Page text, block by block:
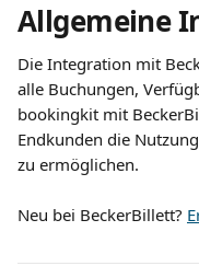
Allgemeine
Die Integration mit
alle Buchungen,
bookingkit mit
Endkunden die
zu ermöglichen.
Neu bei BeckerBillett?